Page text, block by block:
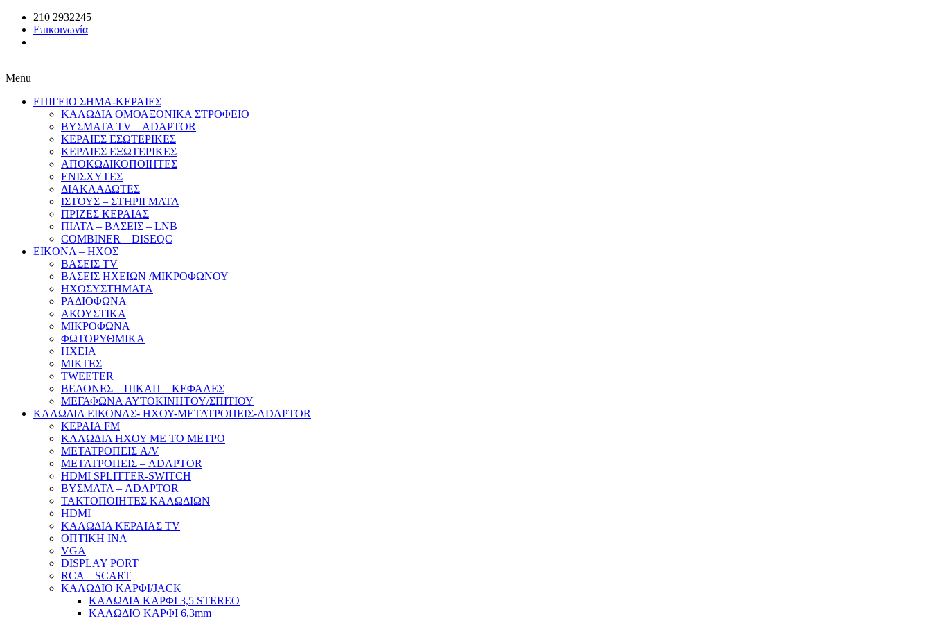
210 2932245
Επικοινωνία
Menu
ΕΠΙΓΕΙΟ ΣΗΜΑ-ΚΕΡΑΙΕΣ
ΚΑΛΩΔΙΑ ΟΜΟΑΞΟΝΙΚΑ ΣΤΡΟΦΕΙΟ
ΒΥΣΜΑΤΑ TV – ADAPTOR
ΚΕΡΑΙΕΣ ΕΣΩΤΕΡΙΚΕΣ
ΚΕΡΑΙΕΣ ΕΞΩΤΕΡΙΚΕΣ
ΑΠΟΚΩΔΙΚΟΠΟΙΗΤΕΣ
ΕΝΙΣΧΥΤΕΣ
ΔΙΑΚΛΑΔΩΤΕΣ
ΙΣΤΟΥΣ – ΣΤΗΡΙΓΜΑΤΑ
ΠΡΙΖΕΣ ΚΕΡΑΙΑΣ
ΠΙΑΤΑ – ΒΑΣΕΙΣ – LNB
COMBINER – DISEQC
EIKONA – ΗΧΟΣ
ΒΑΣΕΙΣ TV
ΒΑΣΕΙΣ ΗΧΕΙΩΝ /ΜΙΚΡΟΦΩΝΟΥ
ΗΧΟΣΥΣΤΗΜΑΤΑ
ΡΑΔΙΟΦΩΝΑ
ΑΚΟΥΣΤΙΚΑ
ΜΙΚΡΟΦΩΝΑ
ΦΩΤΟΡΥΘΜΙΚΑ
ΗΧΕΙΑ
ΜΙΚΤΕΣ
TWEETER
ΒΕΛΟΝΕΣ – ΠΙΚΑΠ – ΚΕΦΑΛΕΣ
ΜΕΓΑΦΩΝΑ ΑΥΤΟΚΙΝΗΤΟΥ/ΣΠΙΤΙΟΥ
ΚΑΛΩΔΙΑ ΕΙΚΟΝΑΣ- ΗΧΟΥ-ΜΕΤΑΤΡΟΠΕΙΣ-ADAPTOR
ΚΕΡΑΙΑ FM
ΚΑΛΩΔΙΑ ΗΧΟΥ ΜΕ ΤΟ ΜΕΤΡΟ
ΜΕΤΑΤΡΟΠΕΙΣ A/V
ΜΕΤΑΤΡΟΠΕΙΣ – ADAPTOR
HDMI SPLITTER-SWITCH
ΒΥΣΜΑΤΑ – ADAPTOR
ΤΑΚΤΟΠΟΙΗΤΕΣ ΚΑΛΩΔΙΩΝ
HDMI
ΚΑΛΩΔΙΑ ΚΕΡΑΙΑΣ TV
ΟΠΤΙΚΗ ΙΝΑ
VGA
DISPLAY PORT
RCA – SCART
ΚΑΛΩΔΙΟ ΚΑΡΦΙ/JACK
ΚΑΛΩΔΙΑ ΚΑΡΦΙ 3,5 STEREO
ΚΑΛΩΔΙΟ ΚΑΡΦΙ 6,3mm